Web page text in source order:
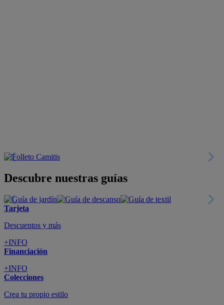
Descubre nuestras guías
Tarjeta
Descuentos y más
+INFO
Financiación
+INFO
Colecciones
Crea tu propio estilo